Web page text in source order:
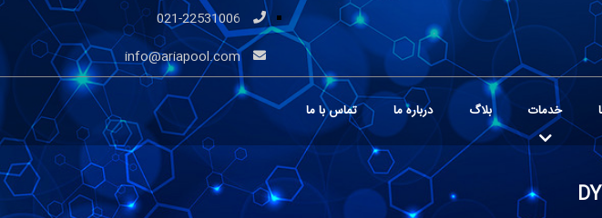
info@ariapool.com
خدمات بلاگ درباره ما تماس با ما